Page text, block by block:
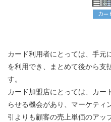
カード利用者にとっては、手元
を利用でき、まとめて後から支
す。
カード加盟店にとっては、カー
らせる機会があり、マーケティ
引よりも顧客の売上単価のアッ